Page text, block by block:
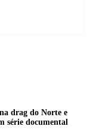
drag do Norte e
série documental